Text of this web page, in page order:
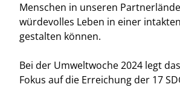
Menschen in unseren
würdevolles Leben in einer
gestalten können.
Bei der Umweltwoche 2024 legt
Fokus auf die Erreichung der 17